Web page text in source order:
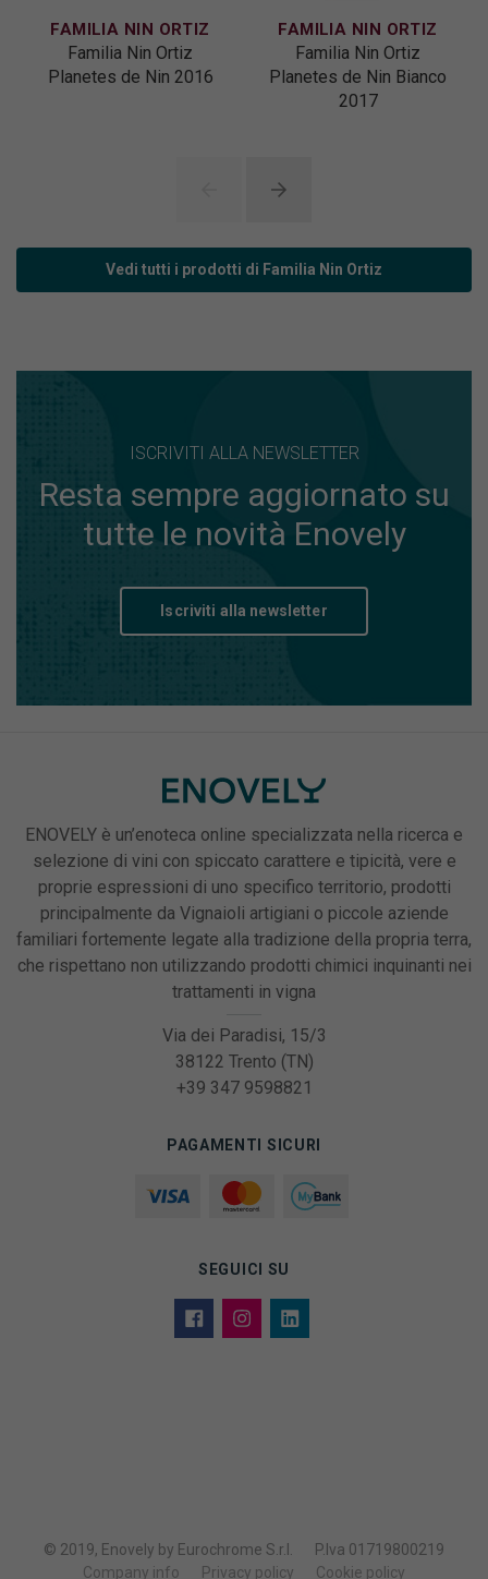
FAMILIA NIN ORTIZ
Familia Nin Ortiz
Planetes de Nin 2016
FAMILIA NIN ORTIZ
Familia Nin Ortiz
Planetes de Nin Bianco
2017
Vedi tutti i prodotti di Familia Nin Ortiz
ISCRIVITI ALLA NEWSLETTER
Resta sempre aggiornato su
tutte le novità Enovely
Iscriviti alla newsletter
ENOVELY è un’enoteca online specializzata nella ricerca e
selezione di vini con spiccato carattere e tipicità, vere e
proprie espressioni di uno specifico territorio, prodotti
principalmente da Vignaioli artigiani o piccole aziende
familiari fortemente legate alla tradizione della propria terra,
che rispettano non utilizzando prodotti chimici inquinanti nei
trattamenti in vigna
Via dei Paradisi, 15/3
38122 Trento (TN)
+39 347 9598821
PAGAMENTI SICURI
SEGUICI SU
© 2019, Enovely by Eurochrome S.r.l.
P.Iva 01719800219
Company info
Privacy policy Cookie policy